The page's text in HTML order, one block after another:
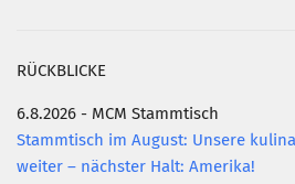
RÜCKBLICKE
6.8.2026 - MCM Stammtisch
Stammtisch im August: Unsere
weiter – nächster Halt: Amerika!